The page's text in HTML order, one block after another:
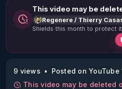
This video may be
Regenere / Thierry
Shields this month to protect
9 views
Posted on YouTube
This video may be deleted